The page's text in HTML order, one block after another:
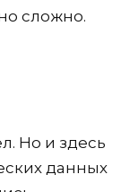
сложно.
Но и здесь
данных